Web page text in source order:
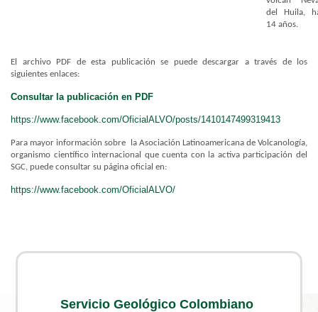
del Huila,
14 años.
El archivo PDF de esta publicación se puede descargar a través de los
siguientes enlaces:
Consultar la publicación en PDF
https://www.facebook.com/OficialALVO/posts/1410147499319413
Para mayor información sobre la Asociación Latinoamericana de Volcanología,
organismo científico internacional que cuenta con la activa participación del
SGC, puede consultar su página oficial en:
https://www.facebook.com/OficialALVO/
Servicio Geológico Colombiano